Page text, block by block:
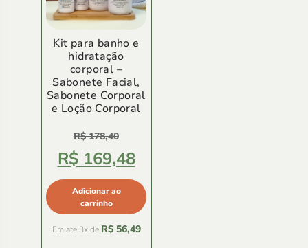
Kit para banho e
hidratação
corporal –
Sabonete Facial,
Sabonete Corporal
e Loção Corporal
de
5
R$178,40
R$169,48
Adicionar ao
carrinho
Em até 3x de R$56,49